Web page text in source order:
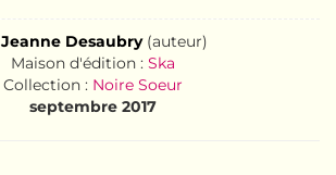
Jeanne Desaubry(auteur)
Maison d'édition : Ska
Collection : Noire Soeur
septembre 2017